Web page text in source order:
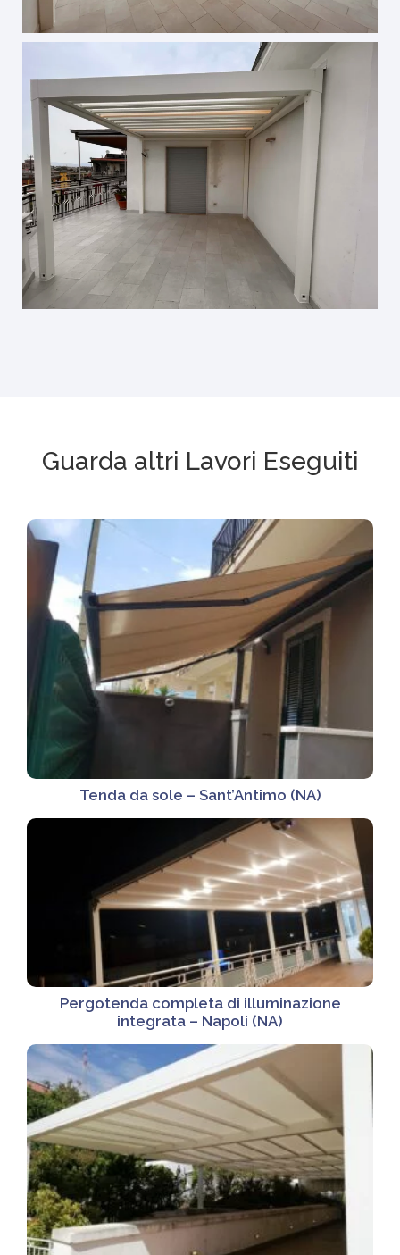
Guarda altri Lavori Eseguiti
Tenda da sole – Sant’Antimo (NA)
Pergotenda completa di illuminazione
integrata – Napoli (NA)